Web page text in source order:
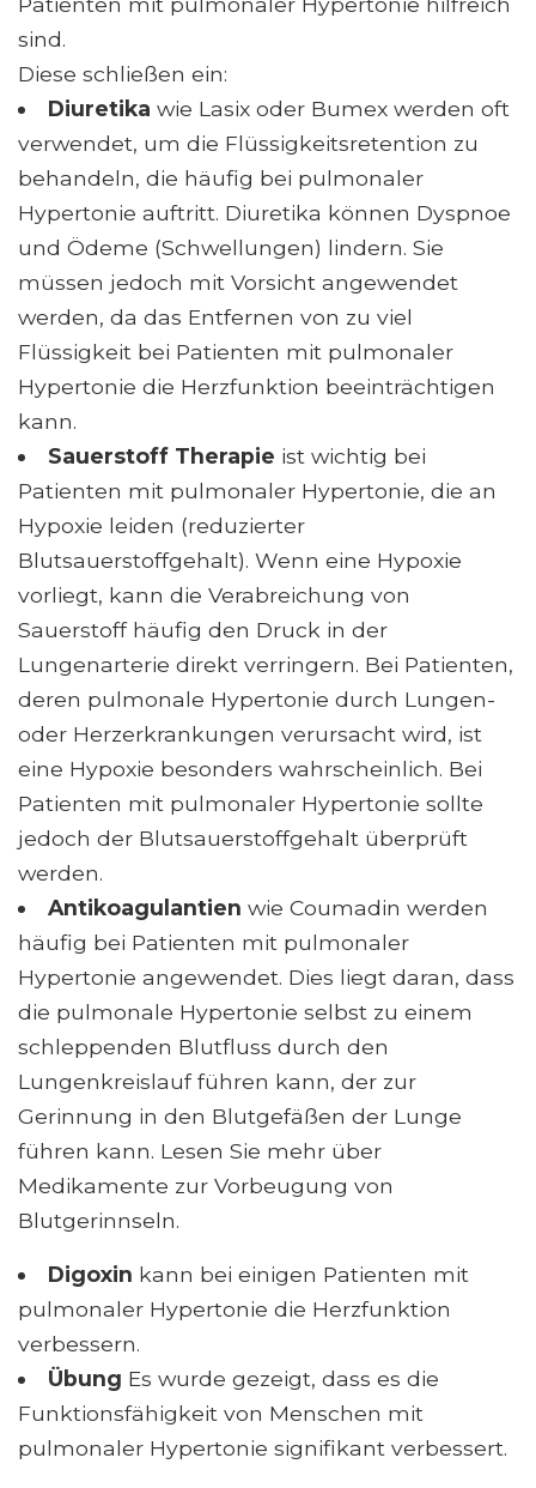
sind.
Diese schließen ein:
Diuretika wie Lasix oder Bumex werden oft
verwendet, um die Flüssigkeitsretention zu
behandeln, die häufig bei pulmonaler
Hypertonie auftritt. Diuretika können Dyspnoe
und Ödeme (Schwellungen) lindern. Sie
müssen jedoch mit Vorsicht angewendet
werden, da das Entfernen von zu viel
Flüssigkeit bei Patienten mit pulmonaler
Hypertonie die Herzfunktion beeinträchtigen
kann.
Sauerstoff Therapie ist wichtig bei
Patienten mit pulmonaler Hypertonie, die an
Hypoxie leiden (reduzierter
Blutsauerstoffgehalt). Wenn eine Hypoxie
vorliegt, kann die Verabreichung von
Sauerstoff häufig den Druck in der
Lungenarterie direkt verringern. Bei Patienten,
deren pulmonale Hypertonie durch Lungen-
oder Herzerkrankungen verursacht wird, ist
eine Hypoxie besonders wahrscheinlich. Bei
Patienten mit pulmonaler Hypertonie sollte
jedoch der Blutsauerstoffgehalt überprüft
werden.
Antikoagulantien wie Coumadin werden
häufig bei Patienten mit pulmonaler
Hypertonie angewendet. Dies liegt daran, dass
die pulmonale Hypertonie selbst zu einem
schleppenden Blutfluss durch den
Lungenkreislauf führen kann, der zur
Gerinnung in den Blutgefäßen der Lunge
führen kann. Lesen Sie mehr über
Medikamente zur Vorbeugung von
Blutgerinnseln.
Digoxin kann bei einigen Patienten mit
pulmonaler Hypertonie die Herzfunktion
verbessern.
Übung Es wurde gezeigt, dass es die
Funktionsfähigkeit von Menschen mit
pulmonaler Hypertonie signifikant verbessert.